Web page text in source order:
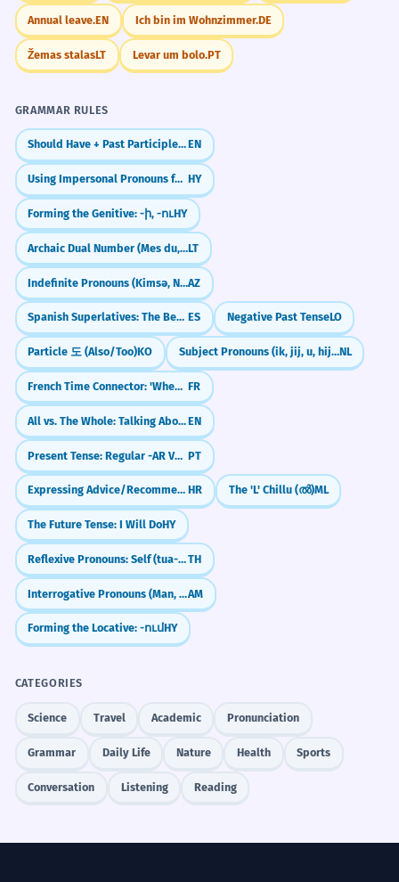
Real World Usage
TEXTING A FRIEND
Понеже закъснявам, започвайте без
мен!
Понеже имам опит в продажбите,
вярвам, че съм подходящ.
ORDERING FOOD occasional
Понеже не ям месо, имате ли
вегетарианско меню?
SOCIAL MEDIA CAPTION
Понеже е лято... ☀️
Annual leave.EN Ich bin im Wohnzimmer.DE
Žemas stalasLT Levar um bolo.PT
GRAMMAR RULES
Should Have + Past Participle (Talking about Regrets)EN
Using Impersonal Pronouns for General Statements HY
Forming the Genitive: -ի, -ուHY
Archaic Dual Number (Mes du, Juodu)LT
Indefinite Pronouns (Kimsə, Nəsə)AZ
Spanish Superlatives: The Best of the Best (el más... de) ES Negative Past TenseLO
Particle 도 (Also/Too)KO Subject Pronouns (ik, jij, u, hij, zij, het)NL
French Time Connector: 'When' (où) FR
All vs. The Whole: Talking About TotalsEN
Present Tense: Regular -AR Verbs (falar, trabalhar) PT
Expressing Advice/Recommendation (Treba da, Neka) HR The 'L' Chillu (ൽ)ML
The Future Tense: I Will DoHY
Reflexive Pronouns: Self (tua-eng)TH
Interrogative Pronouns (Man, Min)AM
Forming the Locative: -ումHY
CATEGORIES
Science Travel Academic Pronunciation
Grammar Daily Life Nature Health Sports
Conversation Listening Reading